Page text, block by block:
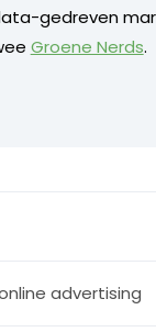
gedreven
Groene Nerds.
advertising